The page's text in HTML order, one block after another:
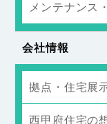
メンテナンス
会社情報
拠点・住宅展
西甲府住宅の